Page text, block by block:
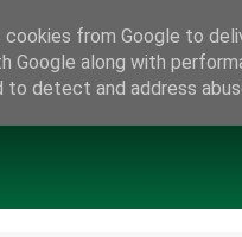
cookies from Google to
Google along with
to detect and address